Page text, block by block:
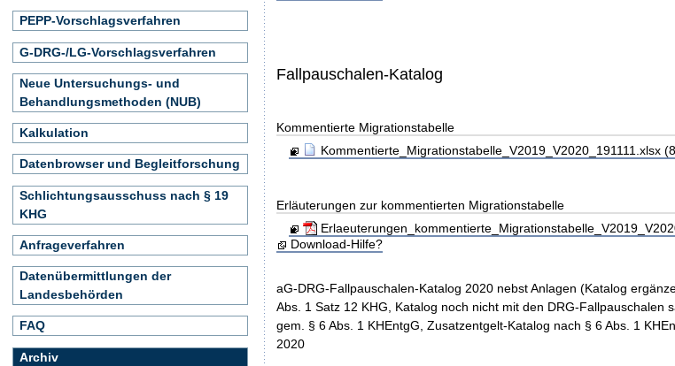
Fallpauschalen-Katalog
Kommentierte Migrationstabelle
Kommentierte_Migrationstabelle_V2019_V2020_191111.xlsx
Erläuterungen zur kommentierten Migrationstabelle
Download-Hilfe?
aG-DRG-Fallpauschalen-Katalog 2020 nebst Anlagen (Katalog
Abs. 1 Satz 12 KHG, Katalog noch nicht mit den DRG-Fallpauschalen
gem. § 6 Abs. 1 KHEntgG, Zusatzentgelt-Katalog nach § 6 Abs. 1
2020
PEPP-Vorschlagsverfahren
G-DRG-/LG-Vorschlagsverfahren
Neue Untersuchungs- und
Behandlungsmethoden (NUB)
Kalkulation
Datenbrowser und Begleitforschung
Schlichtungsausschuss nach § 19
KHG
Anfrageverfahren
Datenübermittlungen der
Landesbehörden
FAQ
Archiv